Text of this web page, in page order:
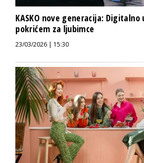
KASKO nove generacija:
pokrićem za ljubimce
23/03/2026 | 15:30